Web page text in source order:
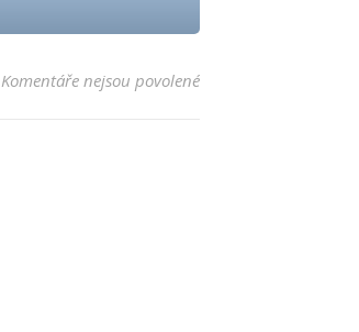
Komentáře nejsou povolenéu textu s názvem